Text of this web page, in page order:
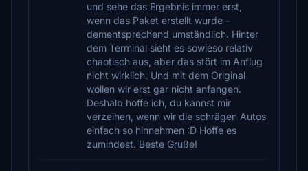
und sehe das Ergebnis immer erst,
wenn das Paket erstellt wurde –
dementsprechend umständlich. Hinter
dem Terminal sieht es sowieso relativ
chaotisch aus, aber das stört im Anflug
nicht wirklich. Und mit dem Original
wollen wir erst gar nicht anfangen.
Deshalb hoffe ich, du kannst mir
verzeihen, wenn wir die schrägen Autos
einfach so hinnehmen :D Hoffe es
zumindest. Beste Grüße!